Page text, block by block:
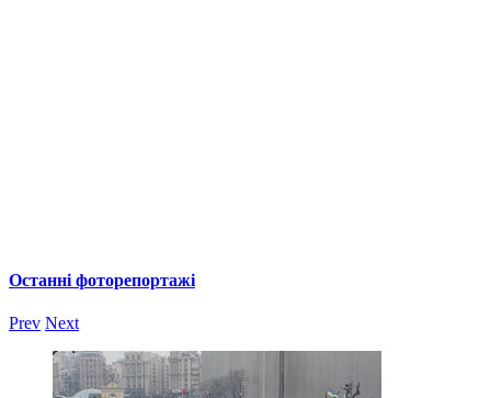
Останні фоторепортажі
Prev Next